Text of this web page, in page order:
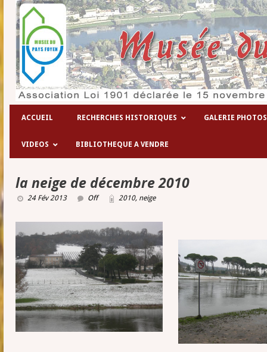
Les hôpitaux temporaires de la 1°
ACCUEIL RECHERCHES HISTORIQUES GALERIE PHOTOS
VIDEOS BIBLIOTHEQUE A VENDRE
la neige de décembre 2010
24 Fév 2013 Off 2010, neige